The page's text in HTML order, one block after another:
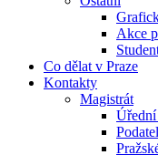
Akce
Co dělat v Praze
Kontakty
Magistrát